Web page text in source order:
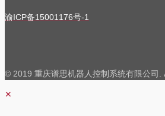
渝ICP备15001176号-1
© 2019 重庆谱思机器人控制系统有限公
✕